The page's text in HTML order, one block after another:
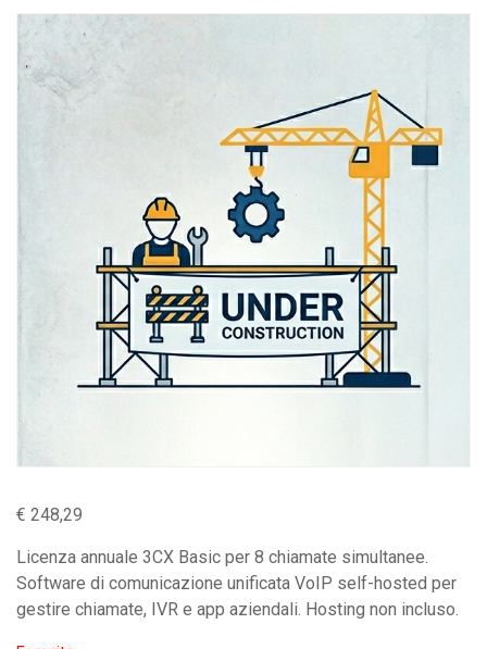
€ 248,29
Licenza annuale 3CX Basic per 8 chiamate simultanee.
Software di comunicazione unificata VoIP self-hosted per
gestire chiamate, IVR e app aziendali. Hosting non incluso.